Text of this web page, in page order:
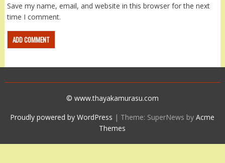
Save my name, email, and website in this browser for the next
time I comment.
© www.thayakamurasu.com
Proudly powered by WordPress | Theme: SuperNews byAcme
Themes